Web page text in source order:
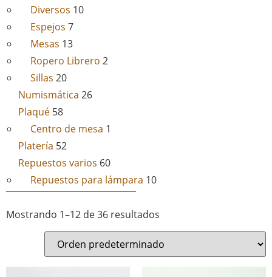
Diversos 10
Espejos 7
Mesas 13
Ropero Librero 2
Sillas 20
Numismática 26
Plaqué 58
Centro de mesa 1
Platería 52
Repuestos varios 60
Repuestos para lámpara 10
Mostrando 1–12 de 36 resultados